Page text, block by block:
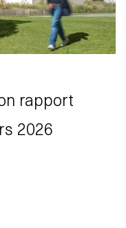
rapport
2026